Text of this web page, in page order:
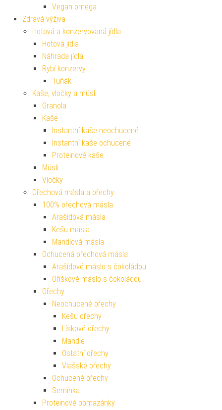
Vegan omega
Zdravá výživa
Hotová a konzervovaná jídla
Hotová jídla
Náhrada jídla
Rybí konzervy
Tuňák
Kaše, vločky a müsli
Granola
Kaše
Instantní kaše neochucené
Instantní kaše ochucené
Proteinové kaše
Müsli
Vločky
Ořechová másla a ořechy
100% ořechová másla
Arašídová másla
Kešu másla
Mandlová másla
Ochucená ořechová másla
Arašídové máslo s čokoládou
Oříškové máslo s čokoládou
Ořechy
Neochucené ořechy
Kešu ořechy
Lískové ořechy
Mandle
Ostatní ořechy
Vlašské ořechy
Ochucené ořechy
Semínka
Proteinové pomazánky